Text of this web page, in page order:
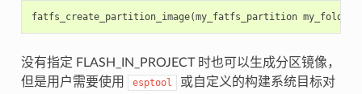
fatfs_create_partition_image(my_fatfs_partition my_folder
没有指定 FLASH_IN_PROJECT 时也可以生成分区镜像，
但是用户需要使用
esptool
或自定义的构建系统目标对